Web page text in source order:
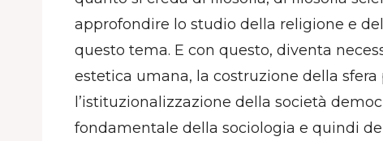
approfondire lo studio della religione e
questo tema. E con questo, diventa
estetica umana, la costruzione della
l’istituzionalizzazione della società
fondamentale della sociologia e quindi